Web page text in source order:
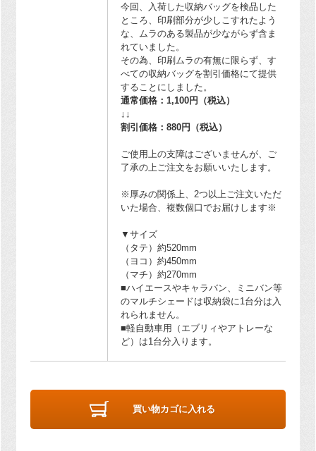
今回、入荷した収納バッグを検品した
ところ、印刷部分が少しこすれたよう
な、ムラのある製品が少ながらず含ま
れていました。
その為、印刷ムラの有無に限らず、す
べての収納バッグを割引価格にて提供
することにしました。
通常価格：1,100円（税込）
↓↓
割引価格：880円（税込）
ご使用上の支障はございませんが、ご
了承の上ご注文をお願いいたします。
※厚みの関係上、2つ以上ご注文いただ
いた場合、複数個口でお届けします※
▼サイズ
（タテ）約520mm
（ヨコ）約450mm
（マチ）約270mm
■ハイエースやキャラバン、ミニバン等
のマルチシェードは収納袋に1台分は入
れられません。
■軽自動車用（エブリィやアトレーな
ど）は1台分入ります。
買い物カゴに入れる